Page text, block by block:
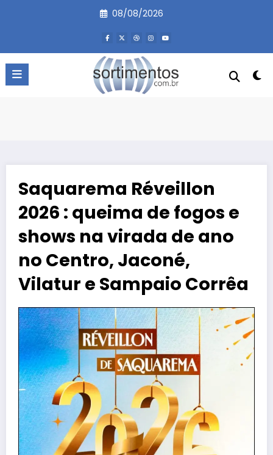
08/08/2026
Saquarema Réveillon
2026 : queima de fogos e
shows na virada de ano
no Centro, Jaconé,
Vilatur e Sampaio Corrêa